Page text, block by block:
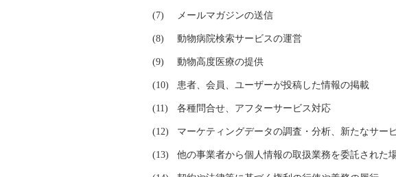
メールマガジンの送信
動物病院検索サービスの運営
動物高度医療の提供
患者、会員、ユーザーが投稿した情報の掲載
各種問合せ、アフターサービス対応
マーケティングデータの調査・分析、新たなサー
他の事業者から個人情報の取扱業務を委託された